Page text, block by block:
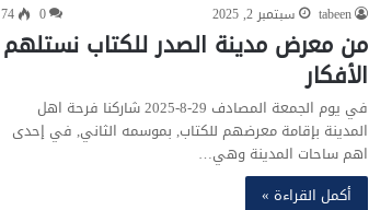
tabeen سبتمبر 2, 2025 0
74
من معرض مدينة الصدر للكتاب نستلهم
الأفكار
في يوم الجمعة المصادف 29-8-2025 شاركنا فرحة اهل
المدينة بإقامة معرضهم للكتاب, بموسمه الثاني, في إحدى
اهم ساحات المدينة وهي…
أكمل القراءة »